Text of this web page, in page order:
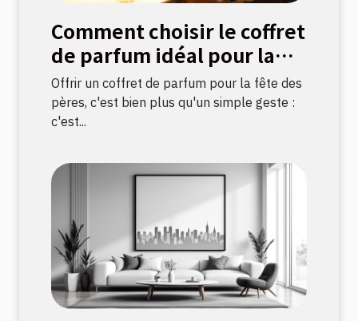
Comment choisir le coffret
de parfum idéal pour la
fête des pères ?
Offrir un coffret de parfum pour la fête des
pères, c'est bien plus qu'un simple geste :
c'est...